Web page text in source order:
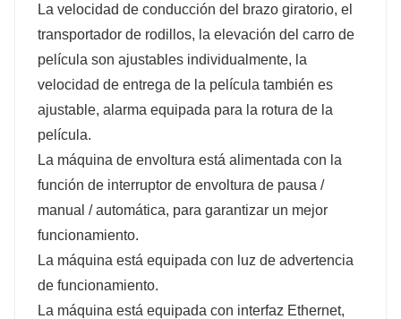
La velocidad de conducción del brazo giratorio, el
transportador de rodillos, la elevación del carro de
película son ajustables individualmente, la
velocidad de entrega de la película también es
ajustable, alarma equipada para la rotura de la
película.
La máquina de envoltura está alimentada con la
función de interruptor de envoltura de pausa /
manual / automática, para garantizar un mejor
funcionamiento.
La máquina está equipada con luz de advertencia
de funcionamiento.
La máquina está equipada con interfaz Ethernet,